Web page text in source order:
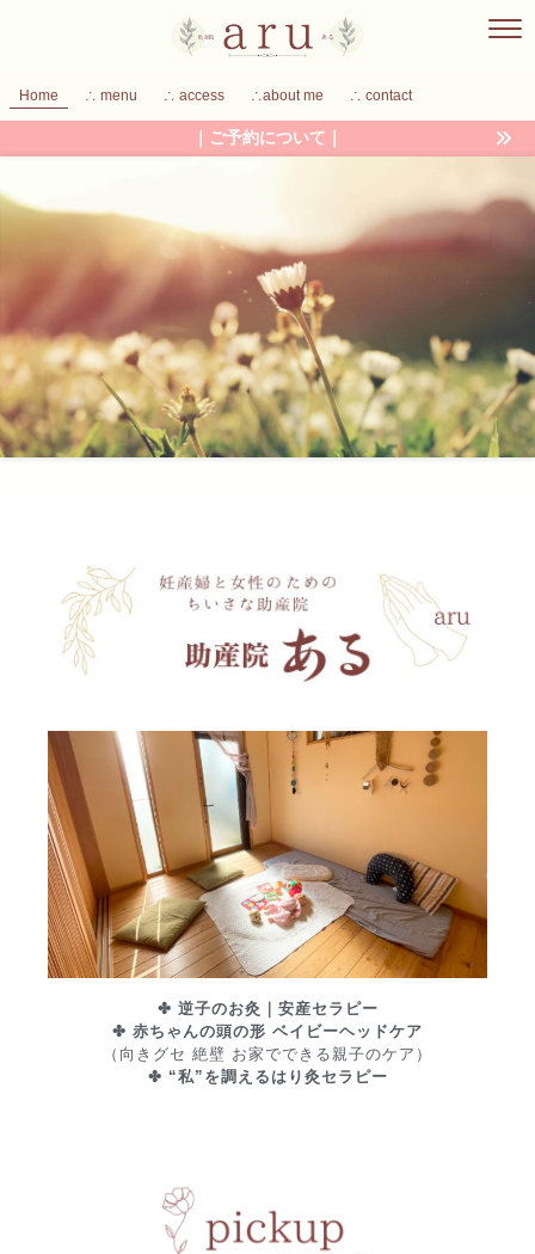
Home ∴ menu ∴ access ∴about me ∴ contact
｜ご予約について｜
✤ 逆子のお灸｜安産セラピー
✤ 赤ちゃんの頭の形 ベイビーヘッドケア
（向きグセ 絶壁 お家でできる親子のケア）
✤ “私”を調えるはり灸セラピー